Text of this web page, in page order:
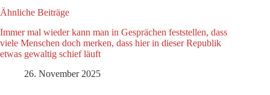
Ähnliche Beiträge
Immer mal wieder kann man in Gesprächen feststellen, dass
viele Menschen doch merken, dass hier in dieser Republik
etwas gewaltig schief läuft
26. November 2025